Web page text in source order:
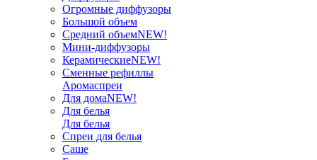
Огромные диффузоры
Большой объем
Средний объемNEW!
Мини-диффузоры
КерамическиеNEW!
Сменные рефиллы
Аромаспреи
Для домаNEW!
Для белья
Для белья
Спреи для белья
Саше